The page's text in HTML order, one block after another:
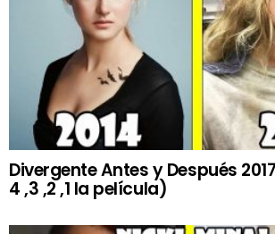
Divergente Antes y Después
4 ,3 ,2 ,1 la película)